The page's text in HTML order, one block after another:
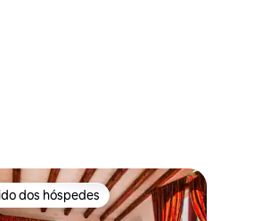
média de 5, 24 avaliações
dos hóspedes
dos hóspedes